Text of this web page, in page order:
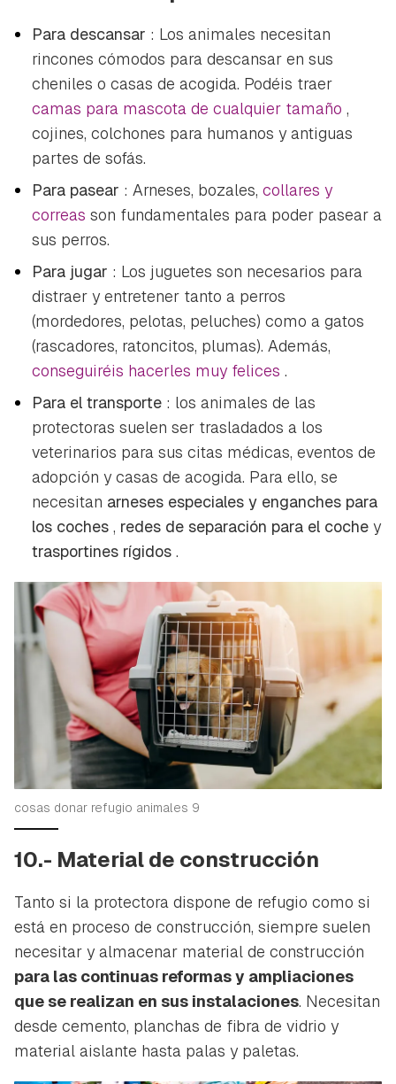
Para descansar : Los animales necesitan
rincones cómodos para descansar en sus
cheniles o casas de acogida. Podéis traer
camas para mascota de cualquier tamaño ,
cojines, colchones para humanos y antiguas
partes de sofás.
Para pasear : Arneses, bozales, collares y
correas son fundamentales para poder pasear a
sus perros.
Para jugar : Los juguetes son necesarios para
distraer y entretener tanto a perros
(mordedores, pelotas, peluches) como a gatos
(rascadores, ratoncitos, plumas). Además,
conseguiréis hacerles muy felices .
Para el transporte : los animales de las
protectoras suelen ser trasladados a los
veterinarios para sus citas médicas, eventos de
adopción y casas de acogida. Para ello, se
necesitan arneses especiales y enganches para
los coches , redes de separación para el coche y
trasportines rígidos .
cosas donar refugio animales 9
10.- Material de construcción
Tanto si la protectora dispone de refugio como si
está en proceso de construcción, siempre suelen
necesitar y almacenar material de construcción
para las continuas reformas y ampliaciones
que se realizan en sus instalaciones. Necesitan
desde cemento, planchas de fibra de vidrio y
material aislante hasta palas y paletas.